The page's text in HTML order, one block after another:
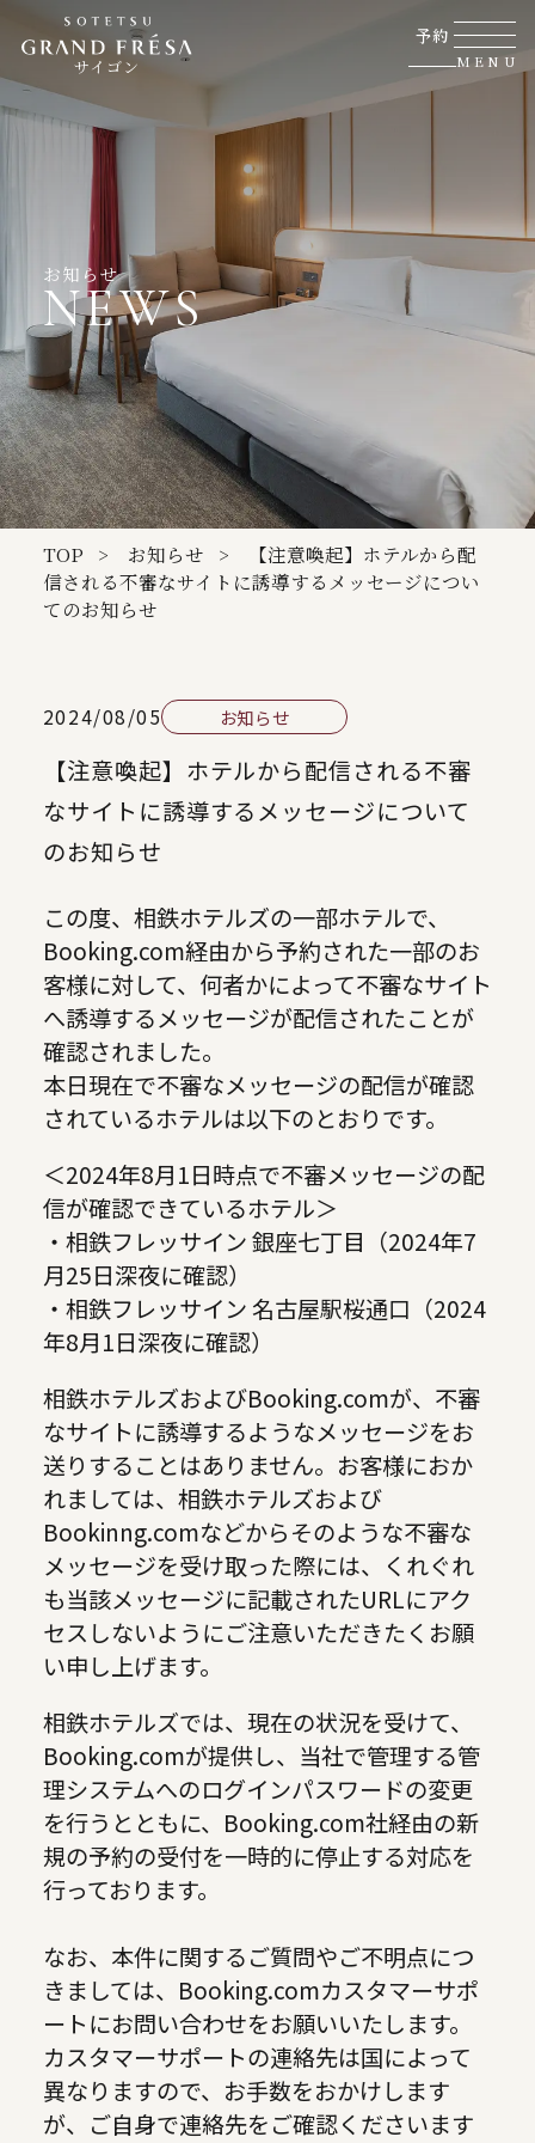
サイゴン
予約
MENU
お知らせ
NEWS
TOP お知らせ
【注意喚起】ホテルから配
信される不審なサイトに誘導するメッセージについ
てのお知らせ
2024/08/05 お知らせ
【注意喚起】ホテルから配信される不審
なサイトに誘導するメッセージについて
のお知らせ
この度、相鉄ホテルズの一部ホテルで、
Booking.com経由から予約された一部のお
客様に対して、何者かによって不審なサイト
へ誘導するメッセージが配信されたことが
確認されました。
本日現在で不審なメッセージの配信が確認
されているホテルは以下のとおりです。
＜2024年8月1日時点で不審メッセージの配
信が確認できているホテル＞
・相鉄フレッサイン 銀座七丁目（2024年7
月25日深夜に確認）
・相鉄フレッサイン 名古屋駅桜通口（2024
年8月1日深夜に確認）
相鉄ホテルズおよびBooking.comが、不審
なサイトに誘導するようなメッセージをお
送りすることはありません。お客様におか
れましては、相鉄ホテルズおよび
Bookinng.comなどからそのような不審な
メッセージを受け取った際には、くれぐれ
も当該メッセージに記載されたURLにアク
セスしないようにご注意いただきたくお願
い申し上げます。
相鉄ホテルズでは、現在の状況を受けて、
Booking.comが提供し、当社で管理する管
理システムへのログインパスワードの変更
を行うとともに、Booking.com社経由の新
規の予約の受付を一時的に停止する対応を
行っております。
なお、本件に関するご質問やご不明点につ
きましては、Booking.comカスタマーサポ
ートにお問い合わせをお願いいたします。
カスタマーサポートの連絡先は国によって
異なりますので、お手数をおかけします
が、ご自身で連絡先をご確認くださいます